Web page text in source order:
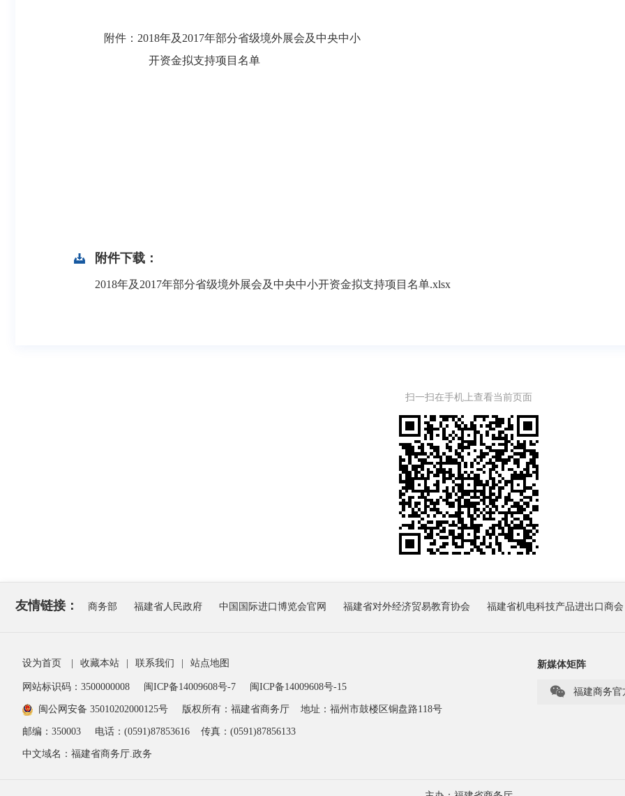
附件： 2018年及2017年部分省级境外展会及中央中小
开资金拟支持项目名单
附件下载：
2018年及2017年部分省级境外展会及中央中小开资金拟支持项目名单.xlsx
扫一扫在手机上查看当前页面
友情链接： 商务部 福建省人民政府 中国国际进口博览会官网 福建省对外经济贸易教育协会 福建省机电科技产品进出口商会
设为首页 收藏本站 联系我们 站点地图
网站标识码：3500000008 闽ICP备14009608号-7 闽ICP备14009608号-15
闽公网安备 35010202000125号 版权所有：福建省商务厅 地址：福州市鼓楼区铜盘路118号
邮编：350003 电话：(0591)87853616 传真：(0591)87856133
中文域名：福建省商务厅.政务
新媒体矩阵
 福建商务官